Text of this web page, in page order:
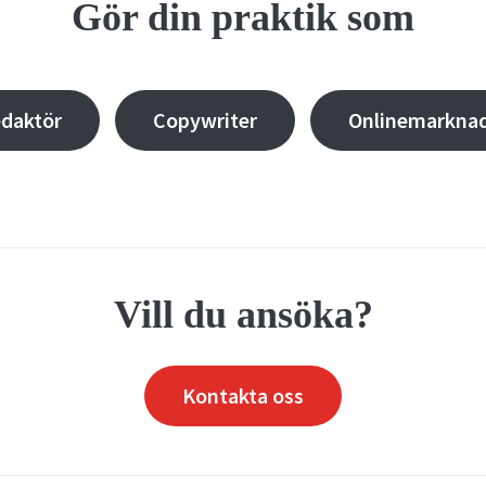
Gör din praktik som
Copywriter
Vill du ansöka?
Kontakta oss